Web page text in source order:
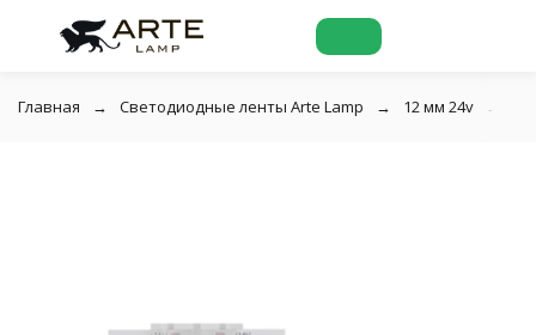
Главная Светодиодные ленты Arte Lamp 12 мм 24v